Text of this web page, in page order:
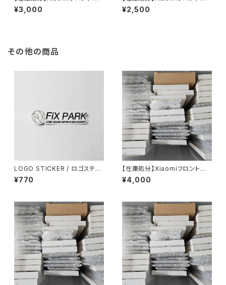
ネル（3,000円均一）
¥3,000
ネル（2,500円均一）
¥2,500
その他の商品
LOGO STICKER / ロゴステッ
カー <FiX PARK>
¥770
【在庫処分】Xiaomiフロントパ
ネル（4,000円均一）
¥4,000